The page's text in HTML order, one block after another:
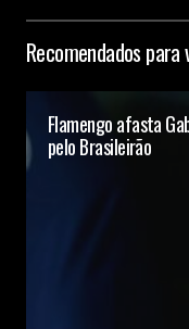
Recomendados para
Flamengo afasta
pelo Brasileirão